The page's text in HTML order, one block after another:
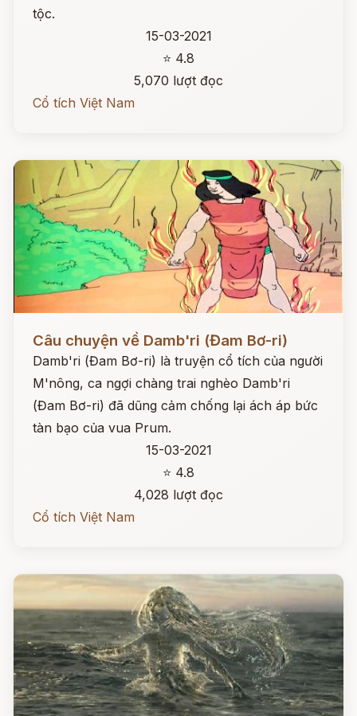
tộc.
15-03-2021
⭐ 4.8
5,070 lượt đọc
Cổ tích Việt Nam
Câu chuyện về Damb'ri (Đam Bơ-ri)
Damb'ri (Đam Bơ-ri) là truyện cổ tích của người
M'nông, ca ngợi chàng trai nghèo Damb'ri
(Đam Bơ-ri) đã dũng cảm chống lại ách áp bức
tàn bạo của vua Prum.
15-03-2021
⭐ 4.8
4,028 lượt đọc
Cổ tích Việt Nam